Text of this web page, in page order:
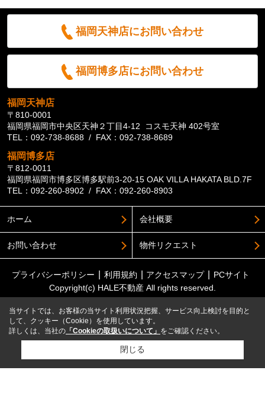
福岡天神店にお問い合わせ
福岡博多店にお問い合わせ
福岡天神店
〒810-0001
福岡県福岡市中央区天神２丁目4-12 コスモ天神 402号室
TEL：092-738-8688 / FAX：092-738-8689
福岡博多店
〒812-0011
福岡県福岡市博多区博多駅前3-20-15 OAK VILLA HAKATA BLD.7F
TEL：092-260-8902 / FAX：092-260-8903
ホーム 会社概要
お問い合わせ 物件リクエスト
プライバシーポリシー 利用規約 アクセスマップ
PCサイト
Copyright(c) HALE不動産 All rights reserved.
当サイトでは、お客様の当サイト利用状況把握、サービス向上検討を目的と
して、クッキー（Cookie）を使用しています。
詳しくは、当社の 「Cookieの取扱いについて」 をご確認ください。
閉じる